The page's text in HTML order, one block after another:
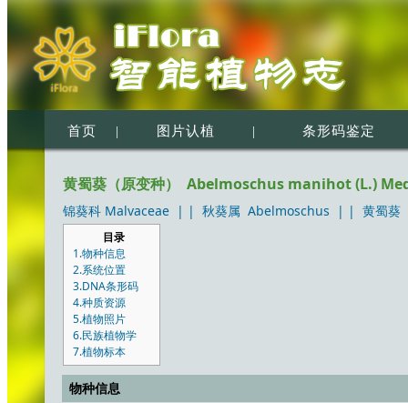
首页 | 图片认植 | 条形码鉴定
黄蜀葵（原变种） Abelmoschus manihot (L.)
锦葵科 Malvaceae | | 秋葵属 Abelmoschus | | 黄蜀葵
目录
1.物种信息
2.系统位置
3.DNA条形码
4.种质资源
5.植物照片
6.民族植物学
7.植物标本
物种信息